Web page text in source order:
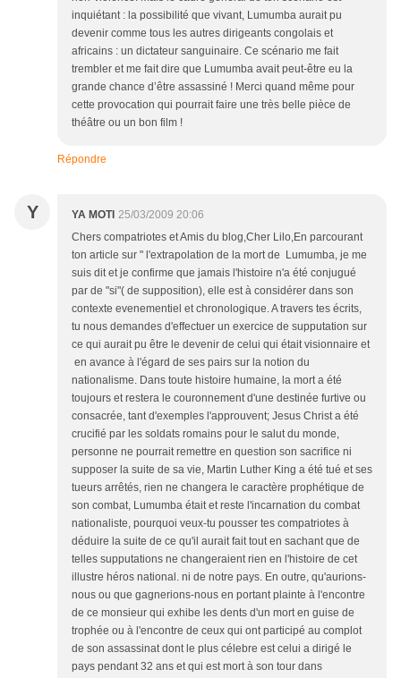
inquiétant : la possibilité que vivant, Lumumba aurait pu
devenir comme tous les autres dirigeants congolais et
africains : un dictateur sanguinaire. Ce scénario me fait
trembler et me fait dire que Lumumba avait peut-être eu la
grande chance d’être assassiné ! Merci quand même pour
cette provocation qui pourrait faire une très belle pièce de
théâtre ou un bon film !
Répondre
Y YA MOTI 25/03/2009 20:06
Chers compatriotes et Amis du blog,Cher Lilo,En parcourant
ton article sur " l'extrapolation de la mort de Lumumba, je me
suis dit et je confirme que jamais l'histoire n'a été conjugué
par de "si"( de supposition), elle est à considérer dans son
contexte evenementiel et chronologique. A travers tes écrits,
tu nous demandes d'effectuer un exercice de supputation sur
ce qui aurait pu être le devenir de celui qui était visionnaire et
en avance à l'égard de ses pairs sur la notion du
nationalisme. Dans toute histoire humaine, la mort a été
toujours et restera le couronnement d'une destinée furtive ou
consacrée, tant d'exemples l'approuvent; Jesus Christ a été
crucifié par les soldats romains pour le salut du monde,
personne ne pourrait remettre en question son sacrifice ni
supposer la suite de sa vie, Martin Luther King a été tué et ses
tueurs arrêtés, rien ne changera le caractère prophétique de
son combat, Lumumba était et reste l'incarnation du combat
nationaliste, pourquoi veux-tu pousser tes compatriotes à
déduire la suite de ce qu'il aurait fait tout en sachant que de
telles supputations ne changeraient rien en l'histoire de cet
illustre héros national. ni de notre pays. En outre, qu'aurions-
nous ou que gagnerions-nous en portant plainte à l'encontre
de ce monsieur qui exhibe les dents d'un mort en guise de
trophée ou à l'encontre de ceux qui ont participé au complot
de son assassinat dont le plus célebre est celui a dirigé le
pays pendant 32 ans et qui est mort à son tour dans